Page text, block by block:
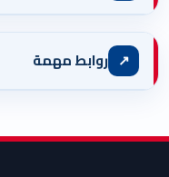
↗ روابط مهمة